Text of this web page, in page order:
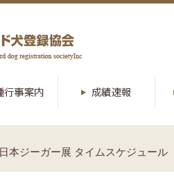
本ジーガー展 タイムスケジュール